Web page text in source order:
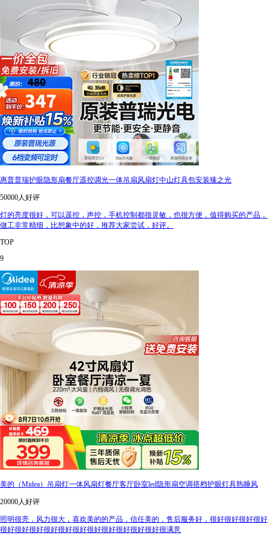
惠普普瑞护眼隐形扇餐厅遥控调光一体吊扇风扇灯中山灯具包安装臻之光
50000人好评
灯的亮度很好，可以遥控，声控，手机控制都很灵敏，也很方便，值得购买的产品，
做工非常精细，比想象中的好，推荐大家尝试，好评。
TOP
9
美的（Midea）吊扇灯一体风扇灯餐厅客厅卧室led隐形扇空调搭档护眼灯具熟睡风
20000人好评
照明很亮，风力很大，喜欢美的的产品，信任美的，售后服务好，很好很好很好很好
很好很好很好很好很好很好很好很好很好很好很好很满意